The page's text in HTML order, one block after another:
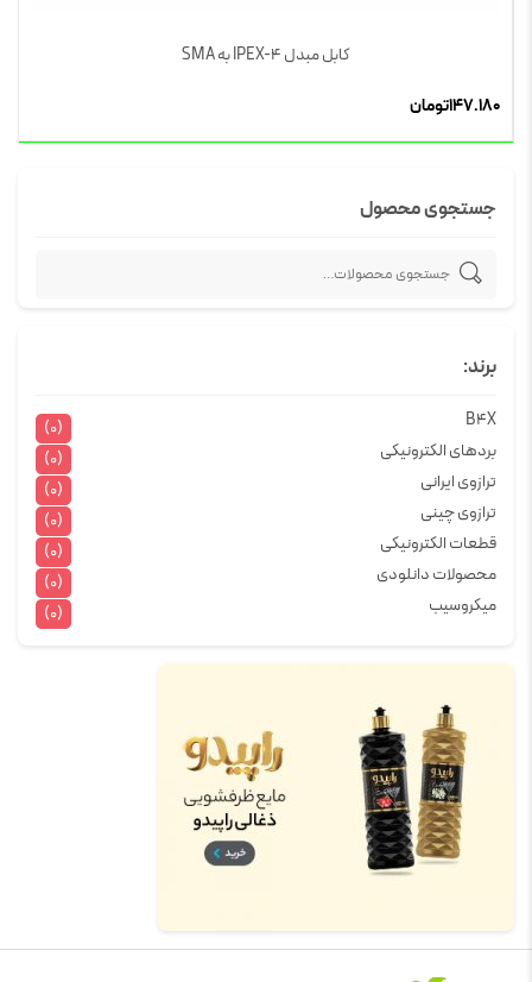
جستجوی محصول
برند:
B4X
(0)
بردهای الکترونیکی
(0)
ترازوی ایرانی
(0)
ترازوی چینی
(0)
قطعات الکترونیکی
(0)
محصولات دانلودی
(0)
میکروسیب
(0)
کابل مبدل IPEX-4 به SMA
147.180تومان